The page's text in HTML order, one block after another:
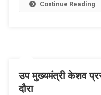
Continue Reading
उप मुख्यमंत्री केशव
दौरा